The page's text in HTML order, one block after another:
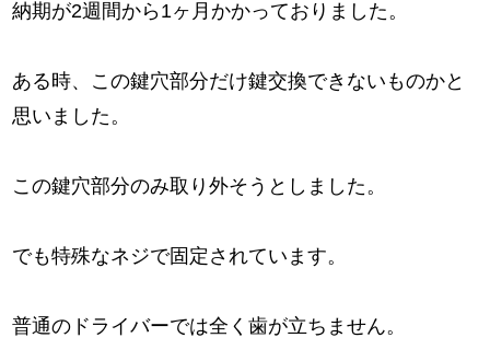
納期が2週間から1ヶ月かかっておりました。
ある時、この鍵穴部分だけ鍵交換できないものかと
思いました。
この鍵穴部分のみ取り外そうとしました。
でも特殊なネジで固定されています。
普通のドライバーでは全く歯が立ちません。